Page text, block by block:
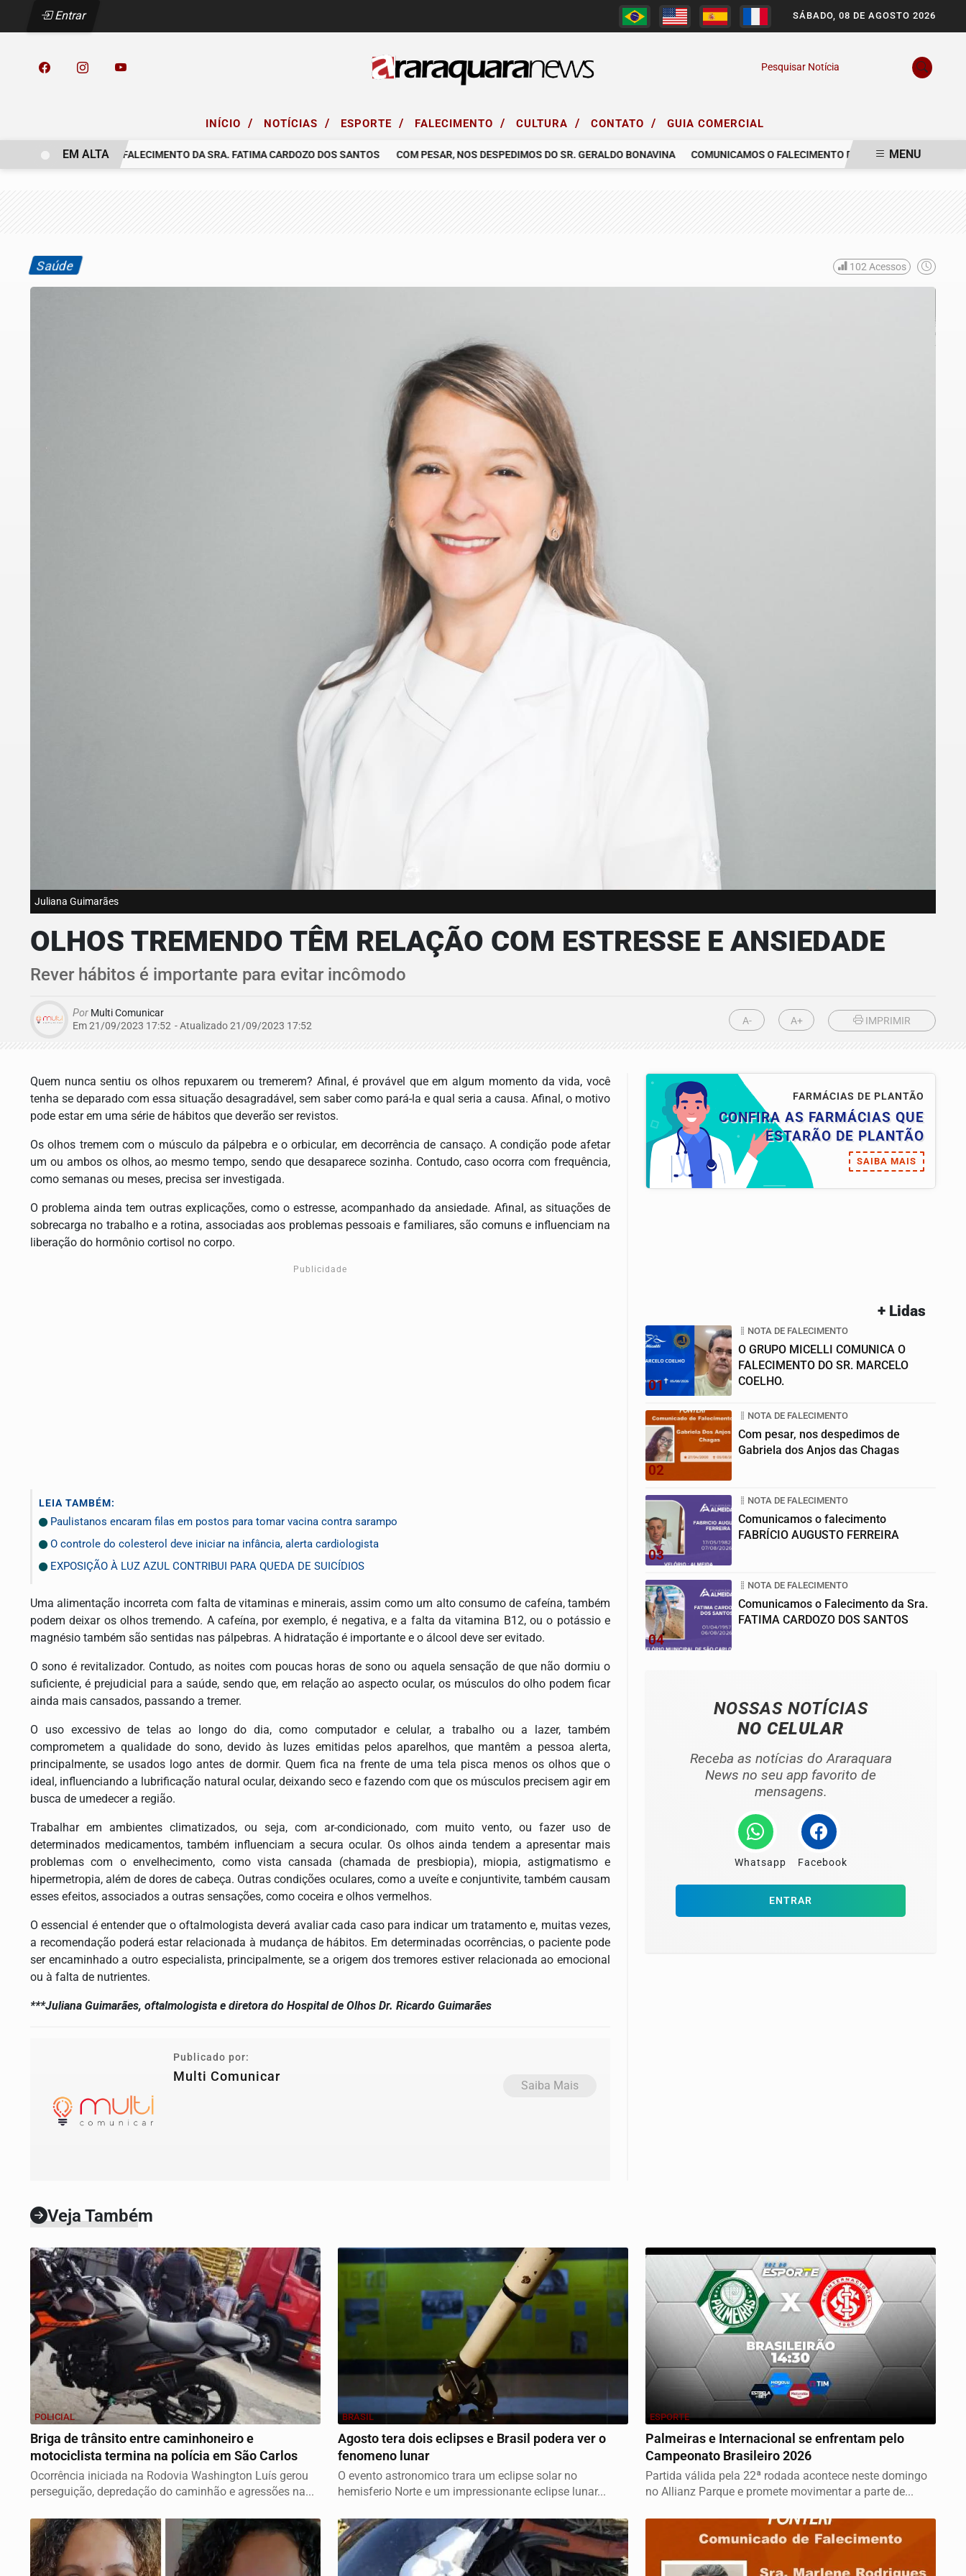
Entrar SÁBADO, 08 DE AGOSTO 2026
Pesquisar Notícia
INÍCIO / NOTÍCIAS / ESPORTE / FALECIMENTO / CULTURA / CONTATO / GUIA COMERCIAL
COMUNICAMOS O FALECIMENTO DA SRA. FATIMA CARDOZO DOS SANTOS COM PESAR, NOS DESPEDIMOS DO SR. GERALDO BONAVINA COMUNICAMOS O FALECIMENTO DO SR. LUIS ARNALDO
EM ALTA MENU
Saúde 102Acessos
Juliana Guimarães
OLHOS TREMENDO TÊM RELAÇÃO COM ESTRESSE E ANSIEDADE
Rever hábitos é importante para evitar incômodo
Por Multi Comunicar
Em 21/09/2023 17:52 - Atualizado21/09/2023 17:52 A- A+ IMPRIMIR
Quem nunca sentiu os olhos repuxarem ou tremerem? Afinal, é provável que em algum momento da vida, você
tenha se deparado com essa situação desagradável, sem saber como pará-la e qual seria a causa. Afinal, o motivo
pode estar em uma série de hábitos que deverão ser revistos.
Os olhos tremem com o músculo da pálpebra e o orbicular, em decorrência de cansaço. A condição pode afetar
um ou ambos os olhos, ao mesmo tempo, sendo que desaparece sozinha. Contudo, caso ocorra com frequência,
como semanas ou meses, precisa ser investigada.
O problema ainda tem outras explicações, como o estresse, acompanhado da ansiedade. Afinal, as situações de
sobrecarga no trabalho e a rotina, associadas aos problemas pessoais e familiares, são comuns e influenciam na
liberação do hormônio cortisol no corpo.
Publicidade
LEIA TAMBÉM:
Paulistanos encaram filas em postos para tomar vacina contra sarampo
O controle do colesterol deve iniciar na infância, alerta cardiologista
EXPOSIÇÃO À LUZ AZUL CONTRIBUI PARA QUEDA DE SUICÍDIOS
Uma alimentação incorreta com falta de vitaminas e minerais, assim como um alto consumo de cafeína, também
podem deixar os olhos tremendo. A cafeína, por exemplo, é negativa, e a falta da vitamina B12, ou o potássio e
magnésio também são sentidas nas pálpebras. A hidratação é importante e o álcool deve ser evitado.
O sono é revitalizador. Contudo, as noites com poucas horas de sono ou aquela sensação de que não dormiu o
suficiente, é prejudicial para a saúde, sendo que, em relação ao aspecto ocular, os músculos do olho podem ficar
ainda mais cansados, passando a tremer.
O uso excessivo de telas ao longo do dia, como computador e celular, a trabalho ou a lazer, também
comprometem a qualidade do sono, devido às luzes emitidas pelos aparelhos, que mantêm a pessoa alerta,
principalmente, se usados logo antes de dormir. Quem fica na frente de uma tela pisca menos os olhos que o
ideal, influenciando a lubrificação natural ocular, deixando seco e fazendo com que os músculos precisem agir em
busca de umedecer a região.
Trabalhar em ambientes climatizados, ou seja, com ar-condicionado, com muito vento, ou fazer uso de
determinados medicamentos, também influenciam a secura ocular. Os olhos ainda tendem a apresentar mais
problemas com o envelhecimento, como vista cansada (chamada de presbiopia), miopia, astigmatismo e
hipermetropia, além de dores de cabeça. Outras condições oculares, como a uveíte e conjuntivite, também causam
esses efeitos, associados a outras sensações, como coceira e olhos vermelhos.
O essencial é entender que o oftalmologista deverá avaliar cada caso para indicar um tratamento e, muitas vezes,
a recomendação poderá estar relacionada à mudança de hábitos. Em determinadas ocorrências, o paciente pode
ser encaminhado a outro especialista, principalmente, se a origem dos tremores estiver relacionada ao emocional
ou à falta de nutrientes.
***Juliana Guimarães, oftalmologista e diretora do Hospital de Olhos Dr. Ricardo Guimarães
Publicado por:
Multi Comunicar
Saiba Mais
FARMÁCIAS DE PLANTÃO
CONFIRA AS FARMÁCIAS QUE
ESTARÃO DE PLANTÃO
SAIBA MAIS
+ Lidas
01
NOTA DE FALECIMENTO
O GRUPO MICELLI COMUNICA O
FALECIMENTO DO SR. MARCELO
COELHO.
02
NOTA DE FALECIMENTO
Com pesar, nos despedimos de
Gabriela dos Anjos das Chagas
03
NOTA DE FALECIMENTO
Comunicamos o falecimento
FABRÍCIO AUGUSTO FERREIRA
04
NOTA DE FALECIMENTO
Comunicamos o Falecimento da Sra.
FATIMA CARDOZO DOS SANTOS
NOSSAS NOTÍCIAS
NO CELULAR
Receba as notícias do Araraquara
News no seu app favorito de
mensagens.
Whatsapp Facebook
ENTRAR
Veja Também
POLICIAL
Briga de trânsito entre caminhoneiro e
motociclista termina na polícia em São Carlos
Ocorrência iniciada na Rodovia Washington Luís gerou
perseguição, depredação do caminhão e agressões na...
BRASIL
Agosto tera dois eclipses e Brasil podera ver o
fenomeno lunar
O evento astronomico trara um eclipse solar no
hemisferio Norte e um impressionante eclipse lunar...
ESPORTE
Palmeiras e Internacional se enfrentam pelo
Campeonato Brasileiro 2026
Partida válida pela 22ª rodada acontece neste domingo
no Allianz Parque e promete movimentar a parte de...